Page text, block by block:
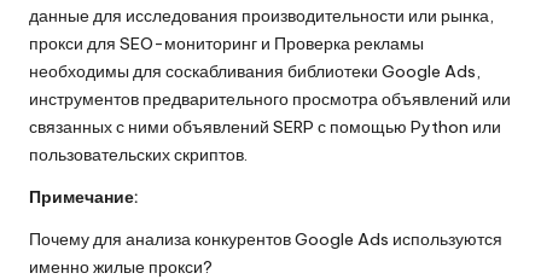
данные для исследования производительности или рынка,
прокси для SEO-мониторинг и Проверка рекламы
необходимы для соскабливания библиотеки Google Ads,
инструментов предварительного просмотра объявлений или
связанных с ними объявлений SERP с помощью Python или
пользовательских скриптов.
Примечание:
Почему для анализа конкурентов Google Ads используются
именно жилые прокси?